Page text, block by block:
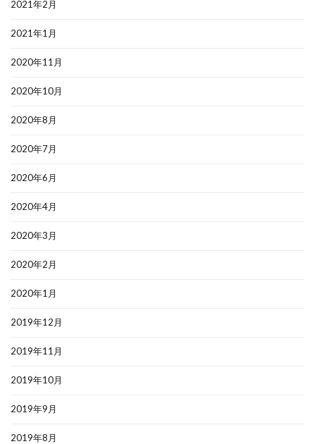
2021年2月
2021年1月
2020年11月
2020年10月
2020年8月
2020年7月
2020年6月
2020年4月
2020年3月
2020年2月
2020年1月
2019年12月
2019年11月
2019年10月
2019年9月
2019年8月